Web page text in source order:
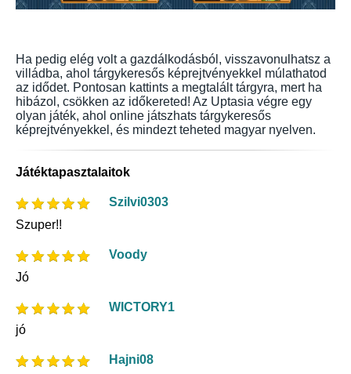
Ha pedig elég volt a gazdálkodásból, visszavonulhatsz a
villádba, ahol tárgykeresős képrejtvényekkel múlathatod
az idődet. Pontosan kattints a megtalált tárgyra, mert ha
hibázol, csökken az időkereted! Az Uptasia végre egy
olyan játék, ahol online játszhats tárgykeresős
képrejtvényekkel, és mindezt teheted magyar nyelven.
Játéktapasztalaitok
Szilvi0303
Szuper!!
Voody
Jó
WICTORY1
jó
Hajni08